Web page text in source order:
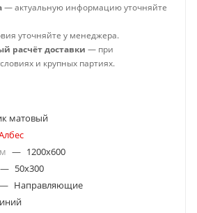
— актуальную информацию уточняйте
уточняйте у менеджера.
расчёт доставки — при
и крупных партиях.
матовый
— 1200x600
— 50x300
— Направляющие